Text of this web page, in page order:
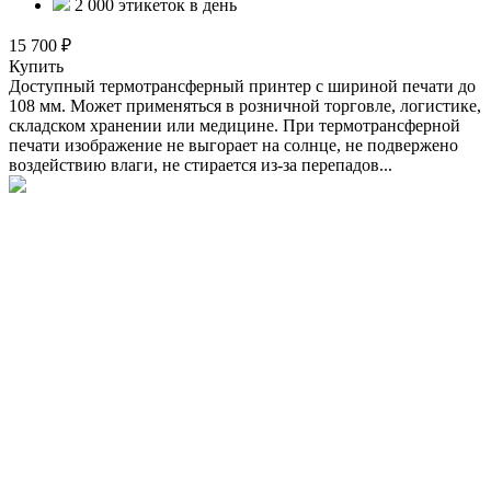
2 000 этикеток в день
15 700 ₽
Купить
Доступный термотрансферный принтер с шириной печати до
108 мм. Может применяться в розничной торговле, логистике,
складском хранении или медицине. При термотрансферной
печати изображение не выгорает на солнце, не подвержено
воздействию влаги, не стирается из-за перепадов...